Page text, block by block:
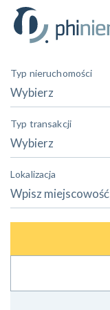
Typ nieruchomości
Wybierz
Typ transakcji
Wybierz
Lokalizacja
Cena